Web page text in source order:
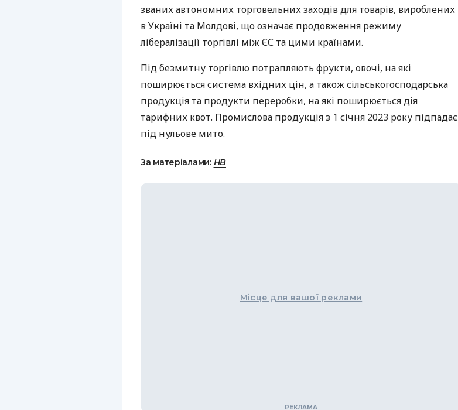
званих автономних торговельних заходів для товарів, вироблених
в Україні та Молдові, що означає продовження режиму
лібералізації торгівлі між ЄС та цими країнами.
Під безмитну торгівлю потрапляють фрукти, овочі, на які
поширюється система вхідних цін, а також сільськогосподарська
продукція та продукти переробки, на які поширюється дія
тарифних квот. Промислова продукція з 1 січня 2023 року підпадає
під нульове мито.
За матеріалами: НВ
Місце для вашої реклами